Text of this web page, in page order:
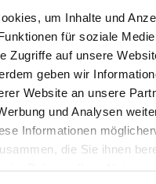
um Inhalte und
für soziale
Zugriffe auf unsere
geben wir
Website an unsere
und Analysen
Informationen
die Sie ihnen